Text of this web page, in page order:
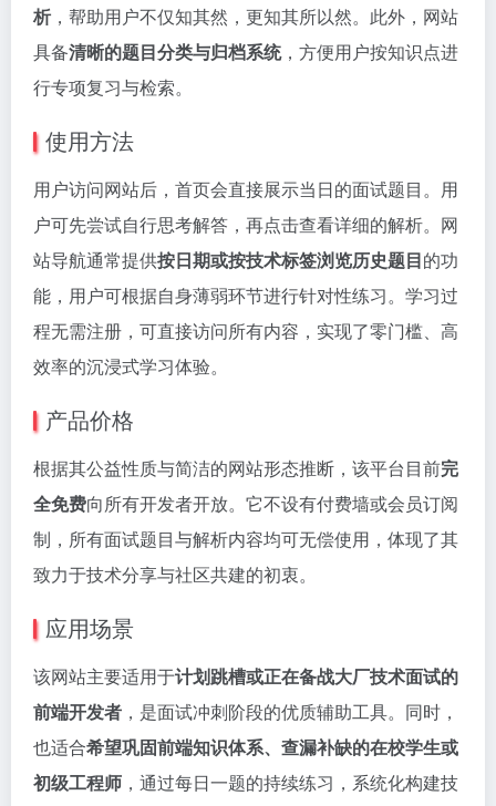
析 ，帮助用户不仅知其然，更知其所以然。此外，网站
具备清晰的题目分类与归档系统，方便用户按知识点进
行专项复习与检索。
使用方法
用户访问网站后，首页会直接展示当日的面试题目。用
户可先尝试自行思考解答，再点击查看详细的解析。网
站导航通常提供按日期或按技术标签浏览历史题目的功
能，用户可根据自身薄弱环节进行针对性练习。学习过
程无需注册，可直接访问所有内容，实现了零门槛、高
效率的沉浸式学习体验。
产品价格
根据其公益性质与简洁的网站形态推断，该平台目前完
全免费向所有开发者开放。它不设有付费墙或会员订阅
制，所有面试题目与解析内容均可无偿使用，体现了其
致力于技术分享与社区共建的初衷。
应用场景
该网站主要适用于计划跳槽或正在备战大厂技术面试的
前端开发者 ，是面试冲刺阶段的优质辅助工具。同时，
也适合希望巩固前端知识体系、查漏补缺的在校学生或
初级工程师 ，通过每日一题的持续练习，系统化构建技